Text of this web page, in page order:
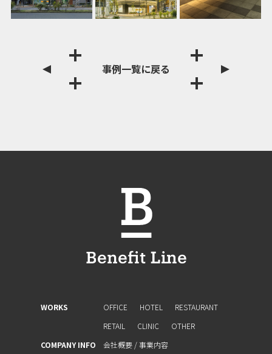
事例一覧に戻る
WORKS OFFICE HOTEL
RESTAURANT
RETAIL
CLINIC
OTHER
COMPANY INFO
会社概要 / 事業内容